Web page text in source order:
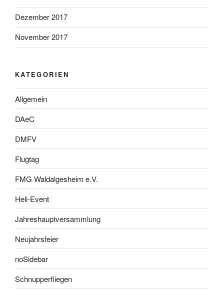
Dezember 2017
November 2017
KATEGORIEN
Allgemein
DAeC
DMFV
Flugtag
FMG Waldalgesheim e.V.
Heli-Event
Jahreshauptversammlung
Neujahrsfeier
noSidebar
Schnupperfliegen